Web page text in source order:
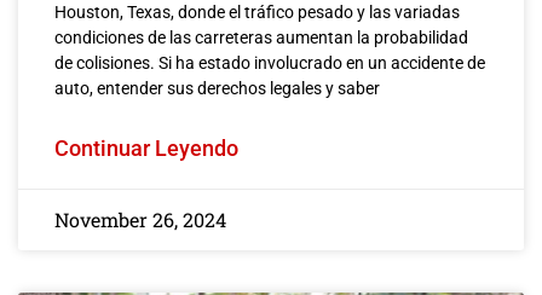
Houston, Texas, donde el tráfico pesado y las variadas
condiciones de las carreteras aumentan la probabilidad
de colisiones. Si ha estado involucrado en un accidente de
auto, entender sus derechos legales y saber
Continuar Leyendo
November 26, 2024